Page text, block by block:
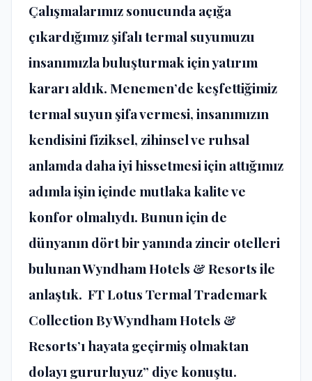
Çalışmalarımız sonucunda açığa
çıkardığımız şifalı termal suyumuzu
insanımızla buluşturmak için yatırım
kararı aldık. Menemen’de keşfettiğimiz
termal suyun şifa vermesi, insanımızın
kendisini fiziksel, zihinsel ve ruhsal
anlamda daha iyi hissetmesi için attığımız
adımla işin içinde mutlaka kalite ve
konfor olmalıydı. Bunun için de
dünyanın dört bir yanında zincir otelleri
bulunan Wyndham Hotels & Resorts ile
anlaştık. FT Lotus Termal Trademark
Collection By Wyndham Hotels &
Resorts’ı hayata geçirmiş olmaktan
dolayı gururluyuz” diye konuştu.